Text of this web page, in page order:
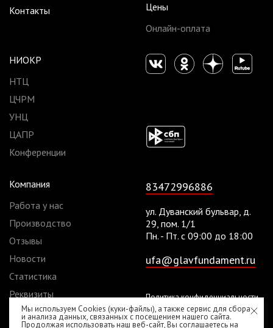
Мы используем Cookies (куки-файлы), а также сервис для сбора
и анализа данных, связанных с посещением нашего сайта.
Продолжая использовать наш веб-сайт, Вы соглашаетесь на
Контакты
Цены
Онлайн-оплата
НИОКР
НТЦ
ЦЧРМ
УНЦ
ЦАПР
Конференции
Компания
Работа у нас
Производство
Отзывы
Новости
Статистика
Реквизиты
Договоры
83472996886
ул. Дуванский бульвар, д.
29, пом. 1/1
Пн. - Пт. с 09:00 до 18:00
ufa@glavfundament.ru
Политика конфиденциальности
Согласие на обработку